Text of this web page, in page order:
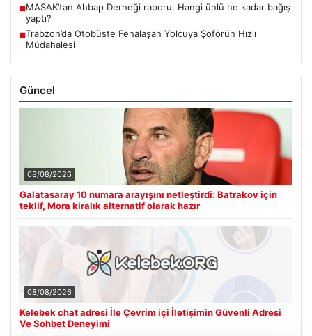
■MASAK’tan Ahbap Derneği raporu. Hangi ünlü ne kadar bağış
yaptı?
■Trabzon’da Otobüste Fenalaşan Yolcuya Şoförün Hızlı
Müdahalesi
Güncel
08/08/2026
Galatasaray 10 numara arayışını netleştirdi: Batrakov için
teklif, Mora kiralık alternatif olarak hazır
08/08/2026
Kelebek chat adresi İle Çevrim içi İletişimin Güvenli Adresi
Ve Sohbet Deneyimi